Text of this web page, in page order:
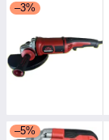
–3%
–5%